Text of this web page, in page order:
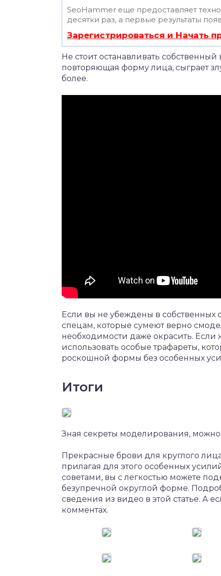
SeoHammer еще предоставляет
десятки раз, а первые результаты
Зарегистрироваться и Начать
Не стоит останавливать
повторяющая форму лица, сыграет
более.
Если вы не убеждены в собственных
спецам, которые сумеют верно
необходимости даже окрасить. Если
использовать особые трафареты,
роскошной формы без особенных
Итоги
Зная секреты моделирования,
Прекрасные брови для круглого
прилагая для этого особенных
советами, вы с легкостью можете
безупречной округлой форме.
сведения из видео в этой статье. А
комментах.